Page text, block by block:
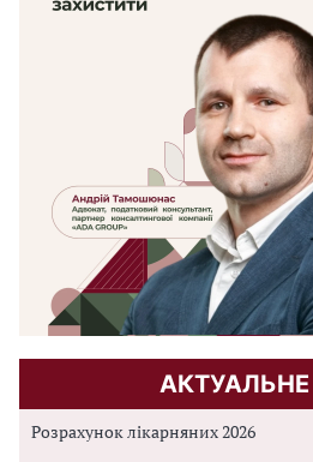
АКТУАЛЬНЕ
Розрахунок лікарняних 2026